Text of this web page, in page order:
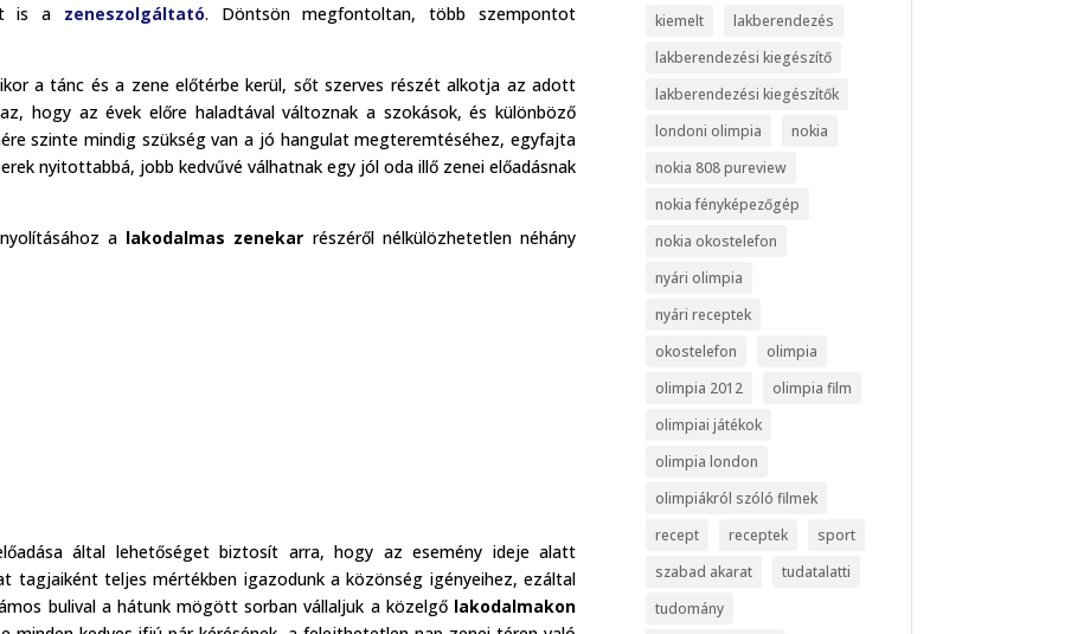
is a zeneszolgáltató. Döntsön megfontoltan, több szempontot
a tánc és a zene előtérbe kerül, sőt szerves részét alkotja az adott
hogy az évek előre haladtával változnak a szokások, és különböző
szinte mindig szükség van a jó hangulat megteremtéséhez, egyfajta
nyitottabbá, jobb kedvűvé válhatnak egy jól oda illő zenei előadásnak
a lakodalmas zenekar részéről nélkülözhetetlen néhány
által lehetőséget biztosít arra, hogy az esemény ideje alatt
tagjaiként teljes mértékben igazodunk a közönség igényeihez, ezáltal
bulival a hátunk mögött sorban vállaljuk a közelgő lakodalmakon
kiemelt
lakberendezés
lakberendezési kiegészítő
lakberendezési kiegészítők
londoni olimpia
nokia
nokia 808 pureview
nokia fényképezőgép
nokia okostelefon
nyári olimpia
nyári receptek
okostelefon
olimpia
olimpia 2012
olimpia film
olimpiai játékok
olimpia london
olimpiákról szóló filmek
recept
receptek
sport
szabad akarat
tudatalatti
tudomány